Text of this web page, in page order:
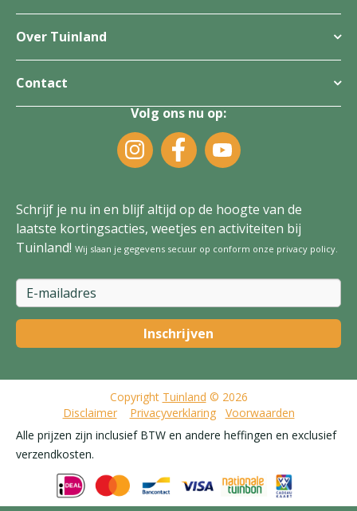
Over Tuinland
Contact
Volg ons nu op:
Schrijf je nu in en blijf altijd op de hoogte van de
laatste kortingsacties, weetjes en activiteiten bij
Tuinland! Wij slaan je gegevens secuur op conform onze privacy policy
Copyright Tuinland © 2026
Disclaimer
Privacyverklaring
Voorwaarden
Alle prijzen zijn inclusief BTW en andere heffingen en exclusief
verzendkosten.